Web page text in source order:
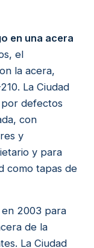
en una acera
el
la acera,
La Ciudad
defectos
con
y
y para
como tapas de
en 2003 para
de la
La Ciudad